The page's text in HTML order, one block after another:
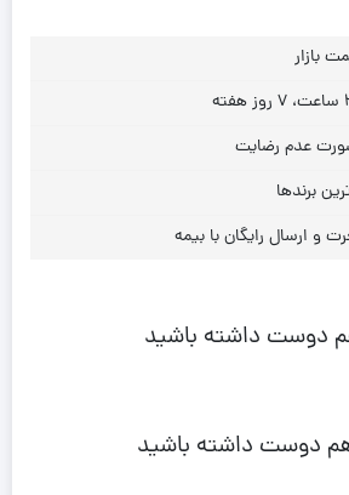
بازار
عدم رضایت
برندها
و ارسال رایگان با بیمه
هم دوست داشته باشید
هم دوست داشته باشید